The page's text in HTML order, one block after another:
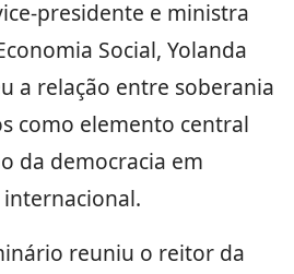
presidente e ministra
Social, Yolanda
a relação entre soberania
como elemento central
da democracia em
reuniu o reitor da